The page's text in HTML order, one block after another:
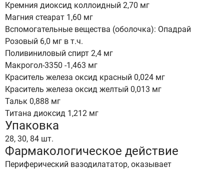
Кремния диоксид коллоидный 2,70 мг
Магния стеарат 1,60 мг
Вспомогательные вещества (оболочка): Опадрай
Розовый 6,0 мг в т.ч.
Поливиниловый спирт 2,4 мг
Макрогол-3350 -1,463 мг
Краситель железа оксид красный 0,024 мг
Краситель железа оксид желтый 0,013 мг
Тальк 0,888 мг
Титана диоксид 1,212 мг
Упаковка
28, 30, 84 шт.
Фармакологическое действие
Периферический вазодилататор, оказывает